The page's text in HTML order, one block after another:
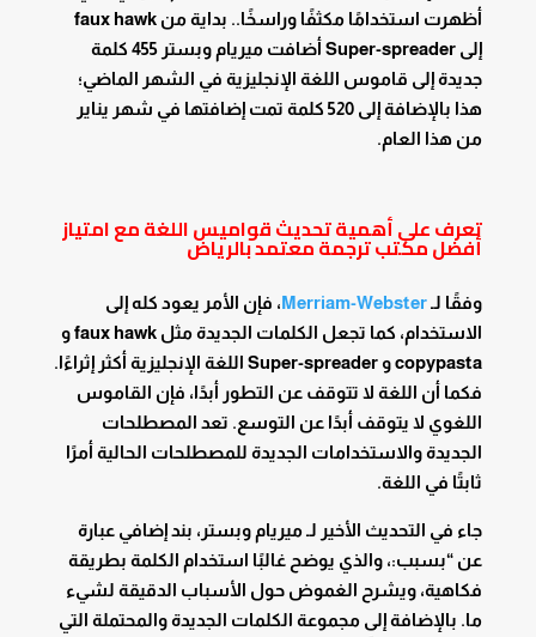
أظهرت استخدامًا مكثفًا وراسخًا.. بداية من faux hawk
إلى Super-spreader أضافت ميريام وبستر 455 كلمة
جديدة إلى قاموس اللغة الإنجليزية في الشهر الماضي؛
هذا بالإضافة إلى 520 كلمة تمت إضافتها في شهر يناير
من هذا العام.
تعرف على أهمية تحديث قواميس اللغة مع امتياز
أفضل مكتب ترجمة معتمد بالرياض
وفقًا لـMerriam-Webster، فإن الأمر يعود كله إلى
الاستخدام، كما تجعل الكلمات الجديدة مثل faux hawk و
copypasta و Super-spreader اللغة الإنجليزية أكثر إثراءًا.
فكما أن اللغة لا تتوقف عن التطور أبدًا، فإن القاموس
اللغوي لا يتوقف أبدًا عن التوسع. تعد المصطلحات
الجديدة والاستخدامات الجديدة للمصطلحات الحالية أمرًا
ثابتًا في اللغة.
جاء في التحديث الأخير لـ ميريام وبستر، بند إضافي عبارة
عن “بسبب:، والذي يوضح غالبًا استخدام الكلمة بطريقة
فكاهية، ويشرح الغموض حول الأسباب الدقيقة لشيء
ما. بالإضافة إلى مجموعة الكلمات الجديدة والمحتملة التي